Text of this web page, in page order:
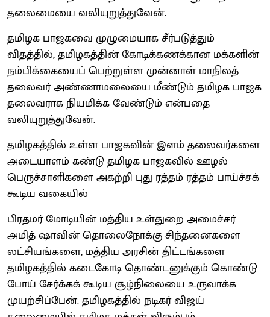
தலைமையை வலியுறுத்துவேன்.
தமிழக பாஜகவை முழுமையாக சீர்படுத்தும்
விதத்தில், தமிழகத்தின் கோடிக்கணக்கான மக்களின்
நம்பிக்கையைப் பெற்றுள்ள முன்னாள் மாநிலத்
தலைவர் அண்ணாமலையை மீண்டும் தமிழக பாஜக
தலைவராக நியமிக்க வேண்டும் என்பதை
வலியுறுத்துவேன்.
தமிழகத்தில் உள்ள பாஜகவின் இளம் தலைவர்களை
அடையாளம் கண்டு தமிழக பாஜகவில் ஊழல்
பெருச்சாளிகளை அகற்றி புது ரத்தம் ரத்தம் பாய்ச்சக்
கூடிய வகையில்
பிரதமர் மோடியின் மத்திய உள்துறை அமைச்சர்
அமித் ஷாவின் தொலைநோக்கு சிந்தனைகளை
லட்சியங்களை, மத்திய அரசின் திட்டங்களை
தமிழகத்தில் கடைகோடி தொண்டனுக்கும் கொண்டு
போய் சேர்க்கக் கூடிய சூழ்நிலையை உருவாக்க
முயற்சிப்பேன். தமிழகத்தில் நடிகர் விஜய்